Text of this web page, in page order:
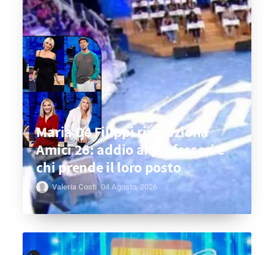
Maria De Filippi rivoluziona
Amici 26: addio ai professori e
chi prende il loro posto
Valeria Costi 04 Agosto, 2026